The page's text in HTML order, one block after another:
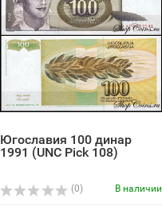
Югославия 100 динар
1991 (UNC Pick 108)
(0) В наличии